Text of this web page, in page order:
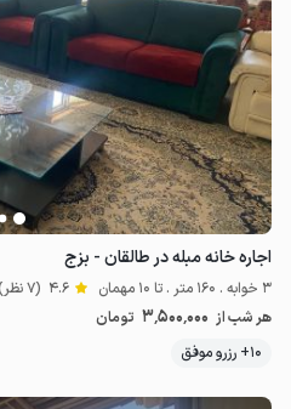
اجاره خانه مبله در طالقان - بزج
3 خوابه . 160 متر . تا 10 مهمان 4.6 (7 نظر)
هر شب از 3٬500٬000 تومان
10+ رزرو موفق